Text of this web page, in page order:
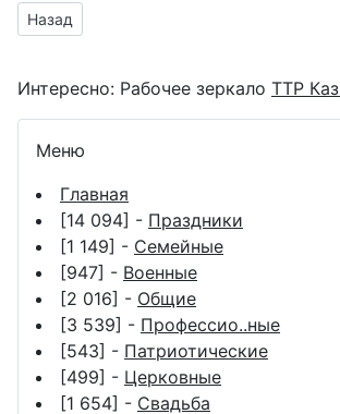
Предыдущий материал: кот Леопольд
Назад
Интересно: Рабочее зеркало ТТР
Меню
Главная
[14 094] - Праздники
[1 149] - Семейные
[947] - Военные
[2 016] - Общие
[3 539] - Профессио..ные
[543] - Патриотические
[499] - Церковные
[1 654] - Свадьба